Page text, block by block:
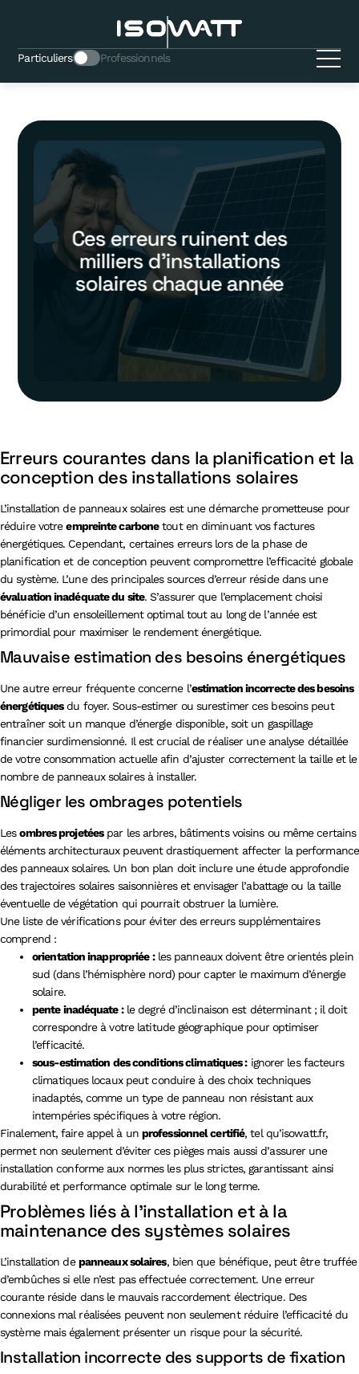
Particuliers Professionnels
Ces erreurs ruinent des
milliers d’installations
solaires chaque année
Erreurs courantes dans la planification et la
conception des installations solaires
L’installation de panneaux solaires est une démarche prometteuse pour
réduire votreempreinte carbonetout en diminuant vos factures
énergétiques. Cependant, certaines erreurs lors de la phase de
planification et de conception peuvent compromettre l’efficacité globale
du système. L’une des principales sources d’erreur réside dans une
évaluation inadéquate du site. S’assurer que l’emplacement choisi
bénéficie d’un ensoleillement optimal tout au long de l’année est
primordial pour maximiser le rendement énergétique.
Mauvaise estimation des besoins énergétiques
Une autre erreur fréquente concerne l’estimation incorrecte des besoins
énergétiquesdu foyer. Sous-estimer ou surestimer ces besoins peut
entraîner soit un manque d’énergie disponible, soit un gaspillage
financier surdimensionné. Il est crucial de réaliser une analyse détaillée
de votre consommation actuelle afin d’ajuster correctement la taille et le
nombre de panneaux solaires à installer.
Négliger les ombrages potentiels
Lesombres projetéespar les arbres, bâtiments voisins ou même certains
éléments architecturaux peuvent drastiquement affecter la performance
des panneaux solaires. Un bon plan doit inclure une étude approfondie
des trajectoires solaires saisonnières et envisager l’abattage ou la taille
éventuelle de végétation qui pourrait obstruer la lumière.
Une liste de vérifications pour éviter des erreurs supplémentaires
comprend :
orientation inappropriée :les panneaux doivent être orientés plein
sud (dans l’hémisphère nord) pour capter le maximum d’énergie
solaire.
pente inadéquate :le degré d’inclinaison est déterminant ; il doit
correspondre à votre latitude géographique pour optimiser
l’efficacité.
sous-estimation des conditions climatiques :ignorer les facteurs
climatiques locaux peut conduire à des choix techniques
inadaptés, comme un type de panneau non résistant aux
intempéries spécifiques à votre région.
Finalement, faire appel à un professionnel certifié, tel qu’isowatt.fr,
permet non seulement d’éviter ces pièges mais aussi d’assurer une
installation conforme aux normes les plus strictes, garantissant ainsi
durabilité et performance optimale sur le long terme.
Problèmes liés à l’installation et à la
maintenance des systèmes solaires
L’installation depanneaux solaires, bien que bénéfique, peut être truffée
d’embûches si elle n’est pas effectuée correctement. Une erreur
courante réside dans le mauvais raccordement électrique. Des
connexions mal réalisées peuvent non seulement réduire l’efficacité du
système mais également présenter un risque pour la sécurité.
Installation incorrecte des supports de fixation